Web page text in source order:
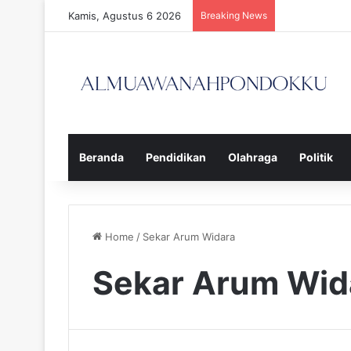
Kamis, Agustus 6 2026 Breaking News
Beranda Pendidikan Olahraga Politik
Home / Sekar Arum Widara
Sekar Arum